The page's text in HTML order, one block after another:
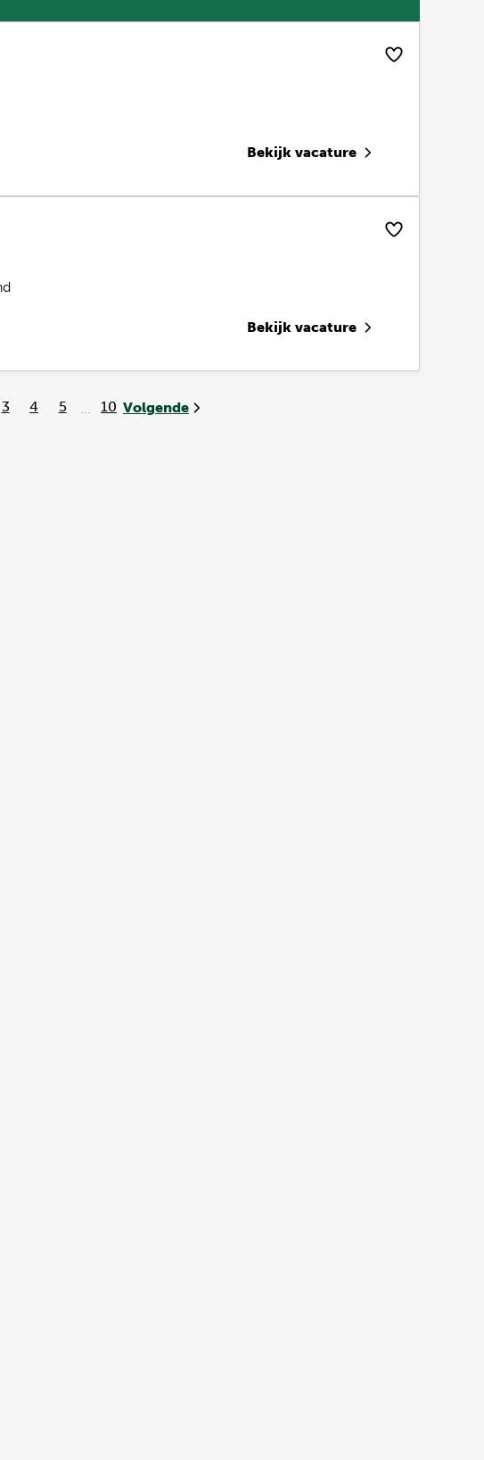
Bekijk vacature
Bekijk vacature
3 4 5 10 Volgende